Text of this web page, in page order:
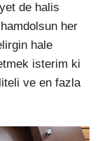
de halis
her
hale
isterim ki
ve en fazla